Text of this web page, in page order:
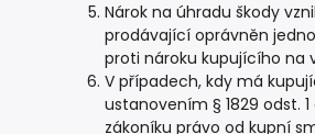
Nárok na úhradu škody
prodávající oprávněn
proti nároku kupujícího na
V případech, kdy má
ustanovením § 1829 odst.
zákoníku právo od kupní